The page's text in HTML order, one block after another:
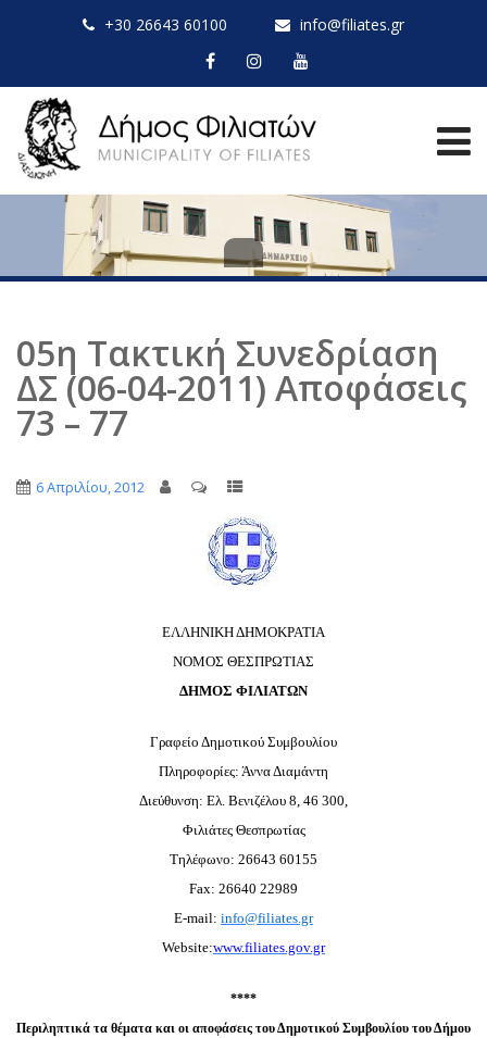
+30 26643 60100 info@filiates.gr
05η Τακτική Συνεδρίαση
ΔΣ (06-04-2011) Αποφάσεις
73 – 77
6 Απριλίου, 2012
ΕΛΛΗΝΙΚΗ ΔΗΜΟΚΡΑΤΙΑ
ΝΟΜΟΣ ΘΕΣΠΡΩΤΙΑΣ
ΔΗΜΟΣ ΦΙΛΙΑΤΩΝ
Γραφείο Δημοτικού Συμβουλίου
Πληροφορίες: Άννα Διαμάντη
Διεύθυνση: Ελ. Βενιζέλου 8, 46 300,
Φιλιάτες Θεσπρωτίας
Τηλέφωνο: 26643 60155
Fax: 26640 22989
E-mail: info@filiates.gr
Website:www.filiates.gov.gr
****
Περιληπτικά τα θέματα και οι αποφάσεις του Δημοτικού Συμβουλίου του Δήμου